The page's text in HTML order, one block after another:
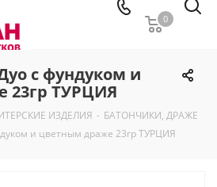
0
с фундуком и
23гр ТУРЦИЯ
ИЗДЕЛИЯ - БАТОНЧИКИ, ДРАЖЕ
и цветным драже 23гр ТУРЦИЯ